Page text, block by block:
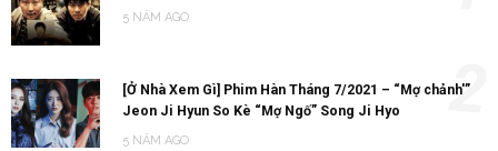
5 NĂM AGO
[Ở Nhà Xem Gì] Phim Hàn Tháng 7/2021 – “Mợ chảnh'”
Jeon Ji Hyun So Kè “Mợ Ngố” Song Ji Hyo
5 NĂM AGO
2